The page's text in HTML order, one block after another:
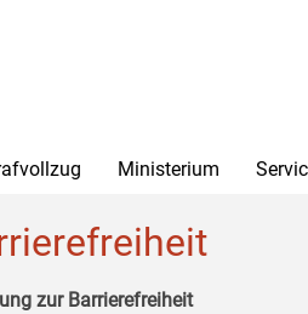
Ministerium
zur Barrierefreiheit